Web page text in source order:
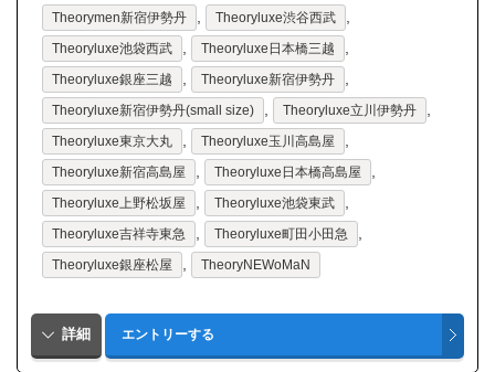
Theorymen新宿伊勢丹 Theoryluxe渋谷西武
Theoryluxe池袋西武 Theoryluxe日本橋三越
Theoryluxe銀座三越 Theoryluxe新宿伊勢丹
Theoryluxe新宿伊勢丹(small size) Theoryluxe立川伊勢丹
Theoryluxe東京大丸 Theoryluxe玉川高島屋
Theoryluxe新宿高島屋 Theoryluxe日本橋高島屋
Theoryluxe上野松坂屋 Theoryluxe池袋東武
Theoryluxe吉祥寺東急 Theoryluxe町田小田急
Theoryluxe銀座松屋 TheoryNEWoMaN